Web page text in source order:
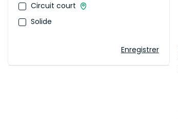
Circuit court
Solide
Enregistrer